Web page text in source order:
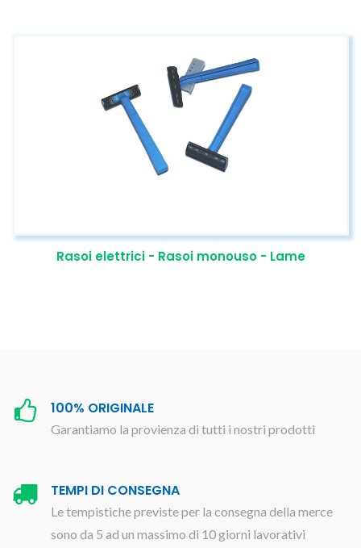
Rasoi elettrici - Rasoi monouso - Lame
100% ORIGINALE
Garantiamo la provienza di tutti i nostri prodotti
TEMPI DI CONSEGNA
Le tempistiche previste per la consegna della merce
sono da 5 ad un massimo di 10 giorni lavorativi